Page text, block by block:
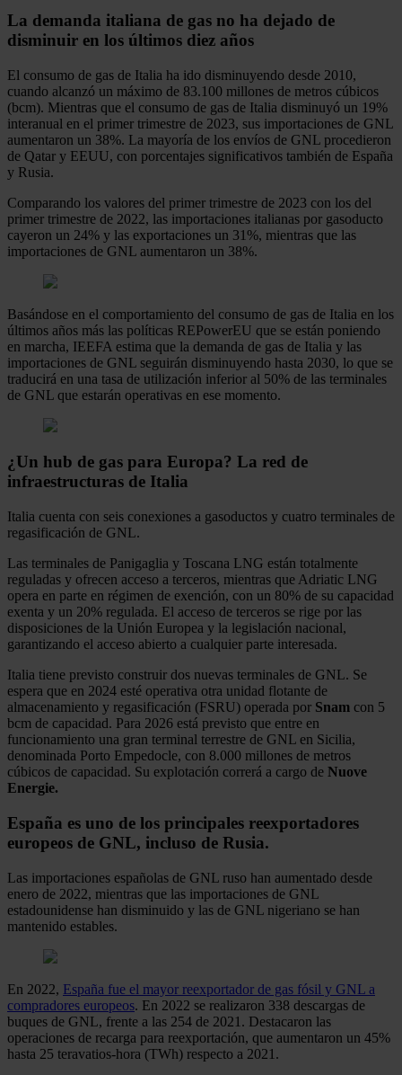
La demanda italiana de gas no ha dejado de
disminuir en los últimos diez años
El consumo de gas de Italia ha ido disminuyendo desde 2010,
cuando alcanzó un máximo de 83.100 millones de metros cúbicos
(bcm). Mientras que el consumo de gas de Italia disminuyó un 19%
interanual en el primer trimestre de 2023, sus importaciones de GNL
aumentaron un 38%. La mayoría de los envíos de GNL procedieron
de Qatar y EEUU, con porcentajes significativos también de España
y Rusia.
Comparando los valores del primer trimestre de 2023 con los del
primer trimestre de 2022, las importaciones italianas por gasoducto
cayeron un 24% y las exportaciones un 31%, mientras que las
importaciones de GNL aumentaron un 38%.
Basándose en el comportamiento del consumo de gas de Italia en los
últimos años más las políticas REPowerEU que se están poniendo
en marcha, IEEFA estima que la demanda de gas de Italia y las
importaciones de GNL seguirán disminuyendo hasta 2030, lo que se
traducirá en una tasa de utilización inferior al 50% de las terminales
de GNL que estarán operativas en ese momento.
¿Un hub de gas para Europa? La red de
infraestructuras de Italia
Italia cuenta con seis conexiones a gasoductos y cuatro terminales de
regasificación de GNL.
Las terminales de Panigaglia y Toscana LNG están totalmente
reguladas y ofrecen acceso a terceros, mientras que Adriatic LNG
opera en parte en régimen de exención, con un 80% de su capacidad
exenta y un 20% regulada. El acceso de terceros se rige por las
disposiciones de la Unión Europea y la legislación nacional,
garantizando el acceso abierto a cualquier parte interesada.
Italia tiene previsto construir dos nuevas terminales de GNL. Se
espera que en 2024 esté operativa otra unidad flotante de
almacenamiento y regasificación (FSRU) operada por Snam con 5
bcm de capacidad. Para 2026 está previsto que entre en
funcionamiento una gran terminal terrestre de GNL en Sicilia,
denominada Porto Empedocle, con 8.000 millones de metros
cúbicos de capacidad. Su explotación correrá a cargo de Nuove
Energie.
España es uno de los principales reexportadores
europeos de GNL, incluso de Rusia.
Las importaciones españolas de GNL ruso han aumentado desde
enero de 2022, mientras que las importaciones de GNL
estadounidense han disminuido y las de GNL nigeriano se han
mantenido estables.
En 2022, España fue el mayor reexportador de gas fósil y GNL a
compradores europeos. En 2022 se realizaron 338 descargas de
buques de GNL, frente a las 254 de 2021. Destacaron las
operaciones de recarga para reexportación, que aumentaron un 45%
hasta 25 teravatios-hora (TWh) respecto a 2021.